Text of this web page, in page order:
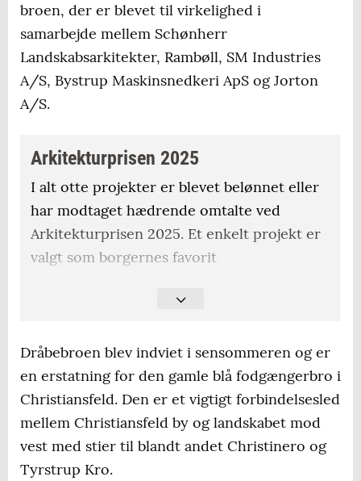
broen, der er blevet til virkelighed i
samarbejde mellem Schønherr
Landskabsarkitekter, Rambøll, SM Industries
A/S, Bystrup Maskinsnedkeri ApS og Jorton
A/S.
Arkitekturprisen 2025
I alt otte projekter er blevet belønnet eller
har modtaget hædrende omtalte ved
Arkitekturprisen 2025. Et enkelt projekt er
valgt som borgernes favorit
Dråbebroen – fodgængerbro ved
Christiansfeld
Søpavillonen i Ødis
Hædrende omtale:
Dråbebroen blev indviet i sensommeren og er
en erstatning for den gamle blå fodgængerbro i
Christiansfeld. Den er et vigtigt forbindelsesled
mellem Christiansfeld by og landskabet mod
vest med stier til blandt andet Christinero og
Tyrstrup Kro.